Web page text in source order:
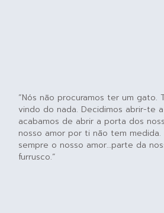
“Nós não procuramos ter um gato.
vindo do nada. Decidimos abrir-te
acabamos de abrir a porta dos
nosso amor por ti não tem medida.
sempre o nosso amor…parte da
furrusco.”